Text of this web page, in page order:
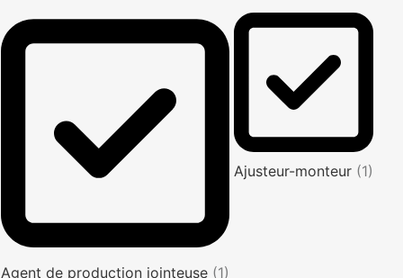
Agent de production jointeuse (1)
Ajusteur-monteur (1)